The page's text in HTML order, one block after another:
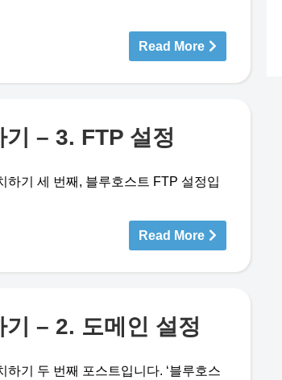
Read More
– 3. FTP 설정
기 세 번째, 블루호스트 FTP 설정입
Read More
– 2. 도메인 설정
기 두 번째 포스트입니다. ‘블루호스